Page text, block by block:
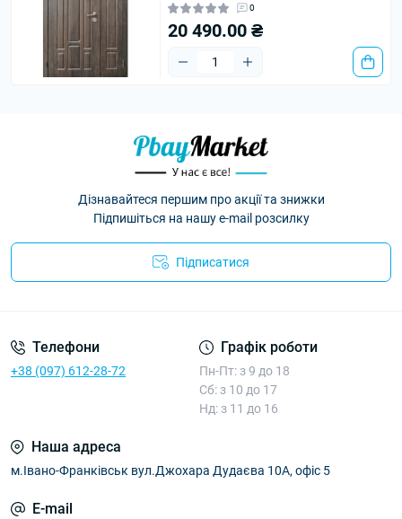
0
20 490.00 ₴
Дізнавайтеся першим про акції та знижки
Підпишіться на нашу e-mail розсилку
Підписатися
Телефони
+38 (097) 612-28-72
Графік роботи
Пн-Пт: з 9 до 18
Сб: з 10 до 17
Нд: з 11 до 16
Наша адреса
м.Івано-Франківськ вул.Джохара Дудаєва 10А, офіс 5
E-mail